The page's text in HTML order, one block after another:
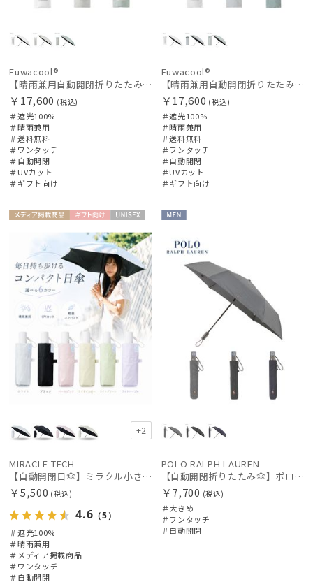
在庫表示
販売状況
入荷状況
Fuwacool®
【晴雨兼用自動開閉折りたたみ日傘】フワクール®（Fuwacool®）ワンポイントロゴ 遮光100 UV100 ワンタッチ開閉
￥17,600 (税込)
＃遮光100%
＃晴雨兼用
＃送料無料
＃ワンタッチ
＃自動開閉
＃UVカット
＃ギフト向け
Fuwacool®
【晴雨兼用自動開閉折りたたみ日傘】フワクール®（Fuwacool®）ダブルライン 遮光100 UV100 ワンタッチ開閉
￥17,600 (税込)
＃遮光100%
＃晴雨兼用
＃送料無料
＃ワンタッチ
＃自動開閉
＃UVカット
＃ギフト向け
向け
X
+2
MIRACLE TECH
【自動開閉日傘】ミラクル小さい傘 ミラクルテックプロ (MIRACLE TECH Pro) 晴雨兼用 遮光100 ワンタッチ開閉
￥5,500 (税込)
4.6 （5）
＃遮光100%
＃晴雨兼用
＃メディア掲載商品
＃ワンタッチ
＃自動開閉
POLO RALPH LAUREN
【自動開閉折りたたみ傘】ポロ ラルフ ローレン (POLO RALPH LAUREN) ストライプ ワンタッチ開閉 大きめ60cm
￥7,700 (税込)
＃大きめ
＃ワンタッチ
＃自動開閉